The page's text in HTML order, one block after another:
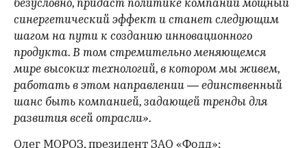
безусловно, придаст политике компании мощный
синергетический эффект и станет следующим
шагом на пути к созданию инновационного
продукта. В том стремительно меняющемся
мире высоких технологий, в котором мы живем,
работать в этом направлении — единственный
шанс быть компанией, задающей тренды для
развития всей отрасли».
Олег МОРОЗ, президент ЗАО «Фодд»: